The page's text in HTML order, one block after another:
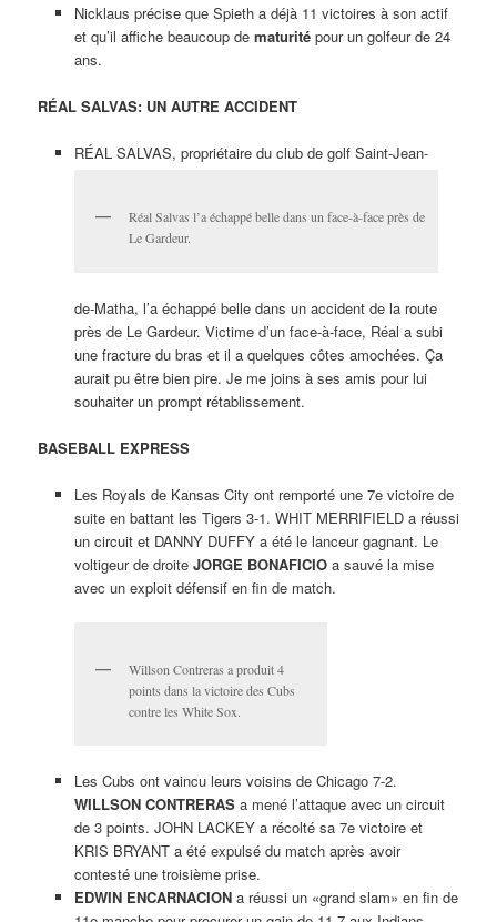
Nicklaus précise que Spieth a déjà 11 victoires à son actif
et qu’il affiche beaucoup de maturitépour un golfeur de 24
ans.
RÉAL SALVAS: UN AUTRE ACCIDENT
RÉAL SALVAS, propriétaire du club de golf Saint-Jean-
Réal Salvas l’a échappé belle dans un face-à-face près de
Le Gardeur.
de-Matha, l’a échappé belle dans un accident de la route
près de Le Gardeur. Victime d’un face-à-face, Réal a subi
une fracture du bras et il a quelques côtes amochées. Ça
aurait pu être bien pire. Je me joins à ses amis pour lui
souhaiter un prompt rétablissement.
BASEBALL EXPRESS
Les Royals de Kansas City ont remporté une 7e victoire de
suite en battant les Tigers 3-1. WHIT MERRIFIELD a réussi
un circuit et DANNY DUFFY a été le lanceur gagnant. Le
voltigeur de droite JORGE BONAFICIOa sauvé la mise
avec un exploit défensif en fin de match.
Willson Contreras a produit 4
points dans la victoire des Cubs
contre les White Sox.
Les Cubs ont vaincu leurs voisins de Chicago 7-2.
WILLSON CONTRERASa mené l’attaque avec un circuit
de 3 points. JOHN LACKEY a récolté sa 7e victoire et
KRIS BRYANT a été expulsé du match après avoir
contesté une troisième prise.
EDWIN ENCARNACION a réussi un «grand slam» en fin de